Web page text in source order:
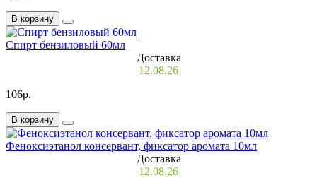
В корзину
Спирт бензиловый 60мл
Доставка
12.08.26
106р.
В корзину
Феноксиэтанол консервант, фиксатор аромата 10мл
Доставка
12.08.26